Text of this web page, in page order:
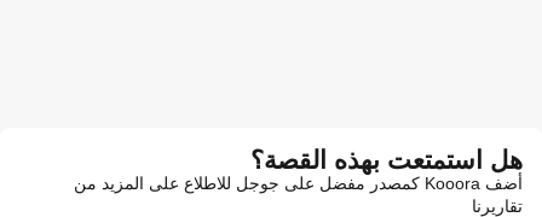
هل استمتعت بهذه القصة؟
أضف Kooora كمصدر مفضل على جوجل للاطلاع على المزيد من
تقاريرنا